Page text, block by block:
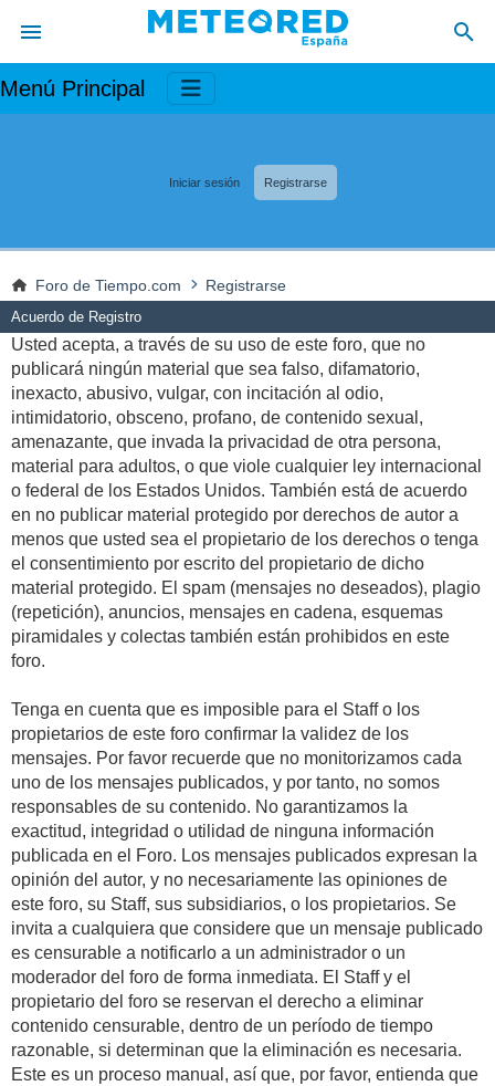
Menú Principal
Iniciar sesión Registrarse
Foro de Tiempo.com Registrarse
Acuerdo de Registro
Usted acepta, a través de su uso de este foro, que no
publicará ningún material que sea falso, difamatorio,
inexacto, abusivo, vulgar, con incitación al odio,
intimidatorio, obsceno, profano, de contenido sexual,
amenazante, que invada la privacidad de otra persona,
material para adultos, o que viole cualquier ley internacional
o federal de los Estados Unidos. También está de acuerdo
en no publicar material protegido por derechos de autor a
menos que usted sea el propietario de los derechos o tenga
el consentimiento por escrito del propietario de dicho
material protegido. El spam (mensajes no deseados), plagio
(repetición), anuncios, mensajes en cadena, esquemas
piramidales y colectas también están prohibidos en este
foro.
Tenga en cuenta que es imposible para el Staff o los
propietarios de este foro confirmar la validez de los
mensajes. Por favor recuerde que no monitorizamos cada
uno de los mensajes publicados, y por tanto, no somos
responsables de su contenido. No garantizamos la
exactitud, integridad o utilidad de ninguna información
publicada en el Foro. Los mensajes publicados expresan la
opinión del autor, y no necesariamente las opiniones de
este foro, su Staff, sus subsidiarios, o los propietarios. Se
invita a cualquiera que considere que un mensaje publicado
es censurable a notificarlo a un administrador o un
moderador del foro de forma inmediata. El Staff y el
propietario del foro se reservan el derecho a eliminar
contenido censurable, dentro de un período de tiempo
razonable, si determinan que la eliminación es necesaria.
Este es un proceso manual, así que, por favor, entienda que